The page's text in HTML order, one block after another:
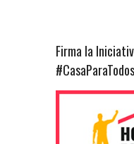
Firma la
#CasaParaTodos